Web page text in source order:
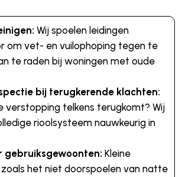
Wij spoelen leidingen
om vet- en vuilophoping tegen te
te raden bij woningen met oude
bij terugkerende klachten:
verstopping telkens terugkomt? Wij
rioolsysteem nauwkeurig in
gebruiksgewoonten: Kleine
het niet doorspoelen van natte